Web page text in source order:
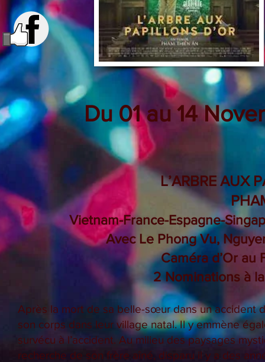
Du 01 au 14
L’ARBRE
Vietnam-France-Espagne-
Avec Le Phong Vu,
Caméra d’Or au
2 Nominations à
Après la mort de sa belle-sœur dans un accident
son corps dans leur village natal. Il y emmène
survécu à l’accident. Au milieu des paysages
recherche de son frère aîné, disparu il y a des